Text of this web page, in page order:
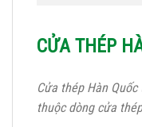
CỬA THÉP
Cửa thép Hàn
thuộc dòng cửa